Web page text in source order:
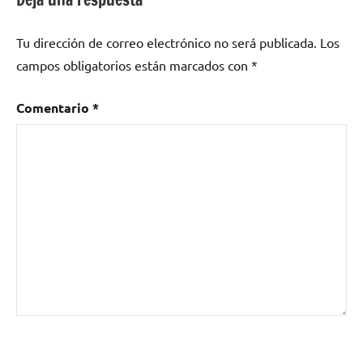
Arrabé,
Garito,
Folklore,
Díaz
Tu dirección de correo electrónico no será publicada. Los
campos obligatorios están marcados con *
Comentario *